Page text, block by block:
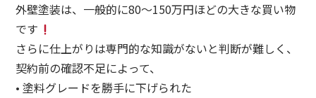
外壁塗装は、一般的に80〜150万円ほどの大きな買い物
です
さらに仕上がりは専門的な知識がないと判断が難しく、
契約前の確認不足によって、
• 塗料グレードを勝手に下げられた